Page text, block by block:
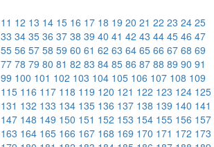
11 12 13 14 15 16 17 18 19 20 21 22 23 24 25
33 34 35 36 37 38 39 40 41 42 43 44 45 46 47
55 56 57 58 59 60 61 62 63 64 65 66 67 68 69
77 78 79 80 81 82 83 84 85 86 87 88 89 90 91
99 100 101 102 103 104 105 106 107 108 109
115 116 117 118 119 120 121 122 123 124 125
131 132 133 134 135 136 137 138 139 140 141
147 148 149 150 151 152 153 154 155 156 157
163 164 165 166 167 168 169 170 171 172 173